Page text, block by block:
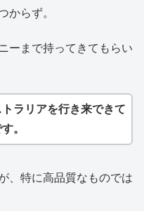
からず。
ーまで持ってきてもらい
ラリアを行き来できて
。
、特に高品質なものでは